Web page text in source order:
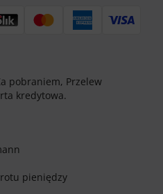
pobraniem, Przelew
kredytowa.
pieniędzy